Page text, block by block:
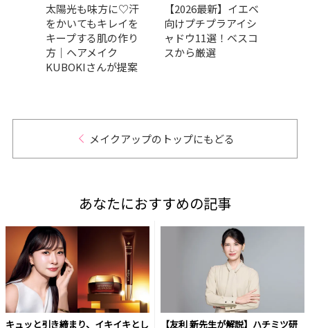
太陽光も味方に♡汗
をかいてもキレイを
キープする肌の作り
方｜ヘアメイク
KUBOKIさんが提案
【2026最新】イエベ
向けプチプラアイシ
ャドウ11選！ベスコ
スから厳選
メイクアップのトップにもどる
あなたにおすすめの記事
キュッと引き締まり、イキイキとし
【友利 新先生が解説】ハチミツ研